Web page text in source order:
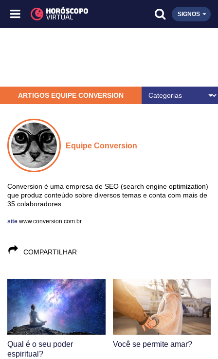
SIGNOS
ARTIGOS EQUIPE CONVERSION
Equipe Conversion
Conversion é uma empresa de SEO (search engine optimization)
que produz conteúdo sobre diversos temas e conta com mais de
35 colaboradores.
site www.conversion.com.br
COMPARTILHAR
Qual é o seu poder
espiritual?
Você se permite amar?